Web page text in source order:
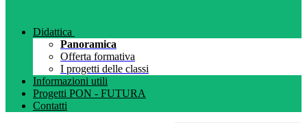
Didattica
Panoramica
Offerta formativa
I progetti delle classi
Informazioni utili
Progetti PON - FUTURA
Contatti